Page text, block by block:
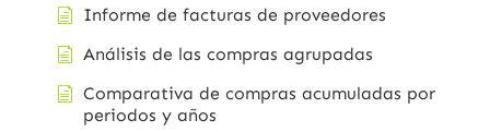
Informe de facturas de proveedores
Análisis de las compras agrupadas
Comparativa de compras acumuladas por
periodos y años